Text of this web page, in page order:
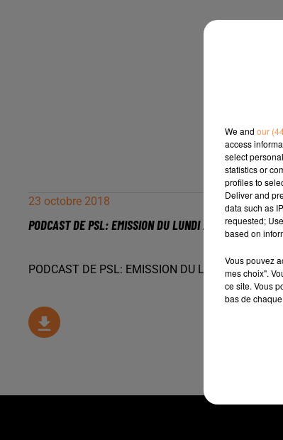
23 octobre 2018
PODCAST DE PSL: EMISSION DU LUNDI 22 OCTOBRE 2018
PODCAST DE PSL: EMISSION DU LUNDI 22
We and our
access
select
statistics or
profiles to
Deliver and
data such as
requested;
based on
Vous pouvez
mes choix".
ce site. Vous
bas de